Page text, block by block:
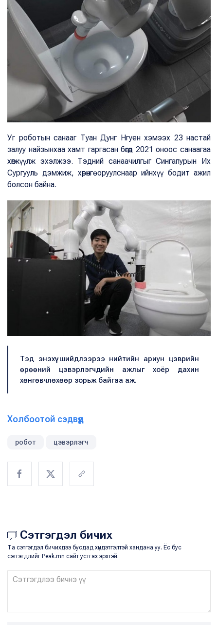
Уг роботын санааг Туан Дунг Нгуен хэмээх 23 настай
залуу найзынхаа хамт гаргасан бөгөөд 2021 оноос санаагаа
хөгжүүлж эхэлжээ. Тэдний санаачилгыг Сингапурын Их
Сургууль дэмжиж, хөрөнгө оруулснаар ийнхүү бодит ажил
болсон байна.
Тэд энэхүү шийдлээрээ нийтийн ариун цэврийн
өрөөний цэвэрлэгчдийн ажлыг хоёр дахин
хөнгөвчлөхөөр зорьж байгаа аж.
Холбоотой сэдвүүд
робот цэвэрлэгч
Сэтгэгдэл бичих
Та сэтгэгдэл бичихдээ бусдад хүндэтгэлтэй хандана уу. Ёс бус
сэтгэгдлийг Peak.mn сайт устгах эрхтэй.